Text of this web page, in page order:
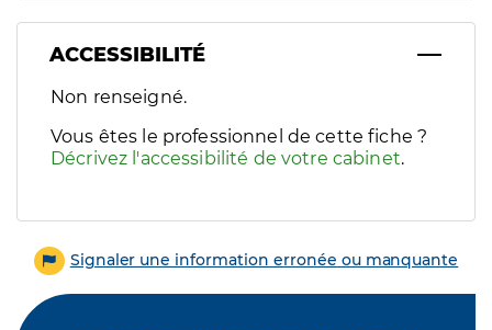
ACCESSIBILITÉ
Filtres
Sélectionnez un ou plusieurs handicaps/besoins
Non renseigné.
Vous êtes le professionnel de cette fiche ?
Décrivez l'accessibilité de votre cabinet.
Signaler une information erronée ou manquante